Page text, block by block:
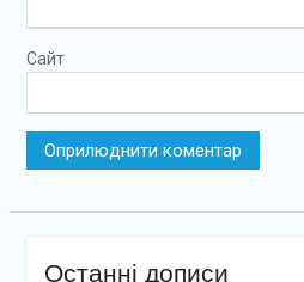
Сайт
Останні дописи